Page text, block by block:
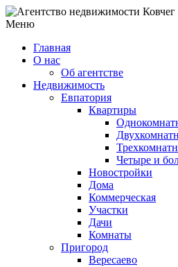
Меню
Главная
О нас
Об агентстве
Недвижимость
Евпатория
Квартиры
Четыре и
Новостройки
Дома
Коммерческая
Участки
Дачи
Комнаты
Пригород
Вересаево